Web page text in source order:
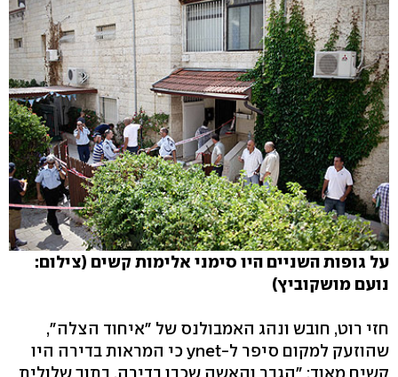
על גופות השניים היו סימני אלימות קשים (צילום:
נועם מושקוביץ)
חזי רוט, חובש ונהג האמבולנס של "איחוד הצלה",
שהוזעק למקום סיפר ל-ynet כי המראות בדירה היו